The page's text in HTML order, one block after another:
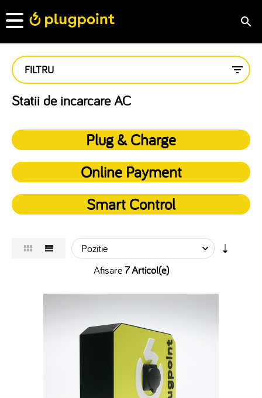
FILTRU
Statii de incarcare AC
Plug & Charge
Online Payment
Smart Control
Afisare7 Articol(e)